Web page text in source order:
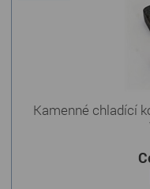
Kamenné chladící